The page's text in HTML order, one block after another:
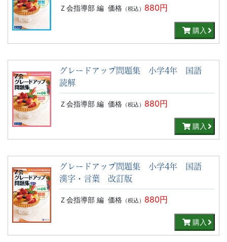
Ｚ会指導部 編 価格（税込） 880円
購入
グレードアップ問題集 小学4年 国語
読解
Ｚ会指導部 編 価格（税込） 880円
購入
グレードアップ問題集 小学4年 国語
漢字・言葉 改訂版
Ｚ会指導部 編 価格（税込） 880円
購入